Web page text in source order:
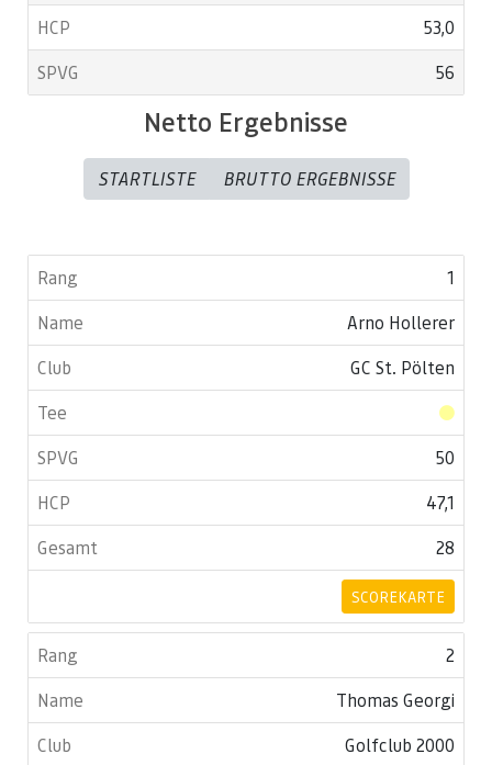
53,0
56
Netto Ergebnisse
STARTLISTE BRUTTO ERGEBNISSE
1
Arno Hollerer
GC St. Pölten
50
47,1
28
SCOREKARTE
2
Thomas Georgi
Golfclub 2000